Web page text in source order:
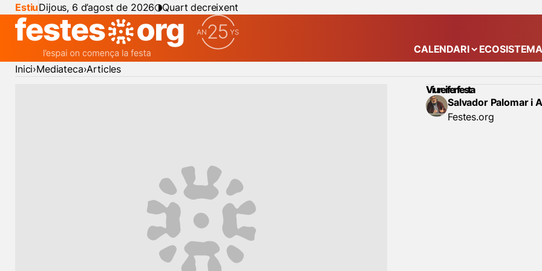
EstiuDijous, 6 d’agost de 2026 Quart decreixent
CALENDARI Mostra el
ECOSISTEMA
Inici Mediateca Articles
Viure i fer festa
Salvador Palomar i
Festes.org